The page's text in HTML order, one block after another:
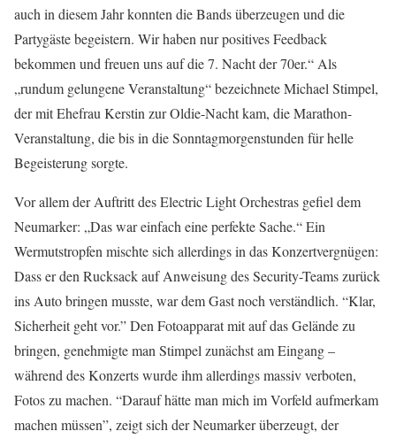
auch in diesem Jahr konnten die Bands überzeugen und die
Partygäste begeistern. Wir haben nur positives Feedback
bekommen und freuen uns auf die 7. Nacht der 70er.“ Als
„rundum gelungene Veranstaltung“ bezeichnete Michael Stimpel,
der mit Ehefrau Kerstin zur Oldie-Nacht kam, die Marathon-
Veranstaltung, die bis in die Sonntagmorgenstunden für helle
Begeisterung sorgte.
Vor allem der Auftritt des Electric Light Orchestras gefiel dem
Neumarker: „Das war einfach eine perfekte Sache.“ Ein
Wermutstropfen mischte sich allerdings in das Konzertvergnügen:
Dass er den Rucksack auf Anweisung des Security-Teams zurück
ins Auto bringen musste, war dem Gast noch verständlich. “Klar,
Sicherheit geht vor.” Den Fotoapparat mit auf das Gelände zu
bringen, genehmigte man Stimpel zunächst am Eingang –
während des Konzerts wurde ihm allerdings massiv verboten,
Fotos zu machen. “Darauf hätte man mich im Vorfeld aufmerkam
machen müssen”, zeigt sich der Neumarker überzeugt, der